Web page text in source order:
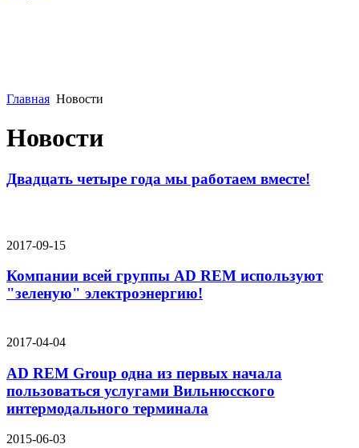
Главная Новости
Новости
Двадцать четыре года мы работаем вместе!
2017-09-15
Компании всей группы AD REM используют
"зеленую" электроэнергию!
2017-04-04
AD REM Group одна из первых начала
пользоваться услугами Вильнюсского
интермодального терминала
2015-06-03